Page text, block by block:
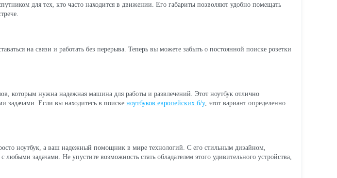
для тех, кто часто находится в движении. Его габариты позволяют удобно помещать
на связи и работать без перерыва. Теперь вы можете забыть о постоянной поиске розетки
которым нужна надежная машина для работы и развлечений. Этот ноутбук отлично
задачами. Если вы находитесь в поиске ноутбуков европейских б/у, этот вариант определенно
ноутбук, а ваш надежный помощник в мире технологий. С его стильным дизайном,
задачами. Не упустите возможность стать обладателем этого удивительного устройства,